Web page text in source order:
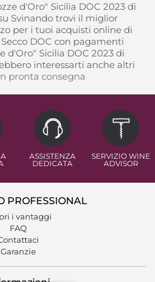
d'Oro" Sicilia DOC 2023 di
Svinando trovi il miglior
per i tuoi acquisti online di
DOC con pagamenti
d'Oro" Sicilia DOC 2023 di
interessarti anche altri
pronta consegna
ASSISTENZA
DEDICATA
SERVIZIO WINE
ADVISOR
PROFESSIONAL
i vantaggi
FAQ
Garanzie